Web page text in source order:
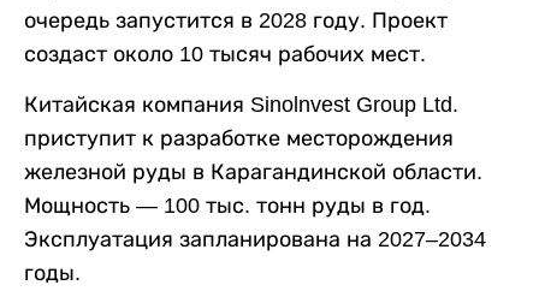
очередь запустится в 2028 году. Проект
создаст около 10 тысяч рабочих мест.
Китайская компания Sinolnvest Group Ltd.
приступит к разработке месторождения
железной руды в Карагандинской области.
Мощность — 100 тыс. тонн руды в год.
Эксплуатация запланирована на 2027–2034
годы.